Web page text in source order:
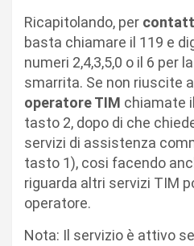
Ricapitolando, per
basta chiamare il 119 e
numeri 2,4,3,5,0 o il 6 per
smarrita. Se non riuscite a
operatore TIM chiamate
tasto 2, dopo di che
servizi di assistenza
tasto 1), cosi facendo
riguarda altri servizi TIM
operatore.
Nota: Il servizio è attivo